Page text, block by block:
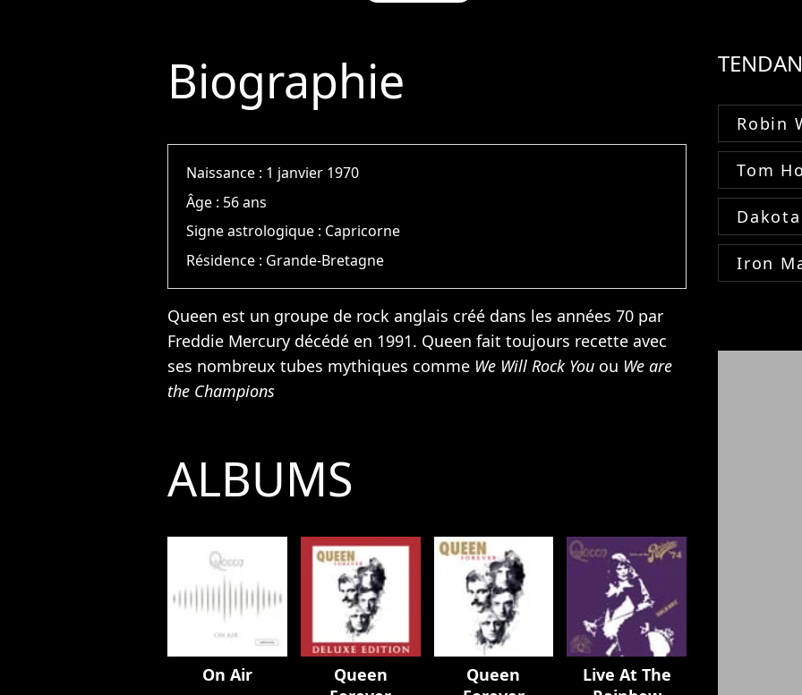
Biographie
Naissance : 1 janvier 1970
Âge : 56 ans
Signe astrologique : Capricorne
Résidence : Grande-Bretagne
Queen est un groupe de rock anglais créé dans les années 70 par
Freddie Mercury décédé en 1991. Queen fait toujours recette avec
ses nombreux tubes mythiques comme We Will Rock You ou We are
the Champions
ALBUMS
On Air
Queen
Queen
Live At The
Robin
Tom
Iron